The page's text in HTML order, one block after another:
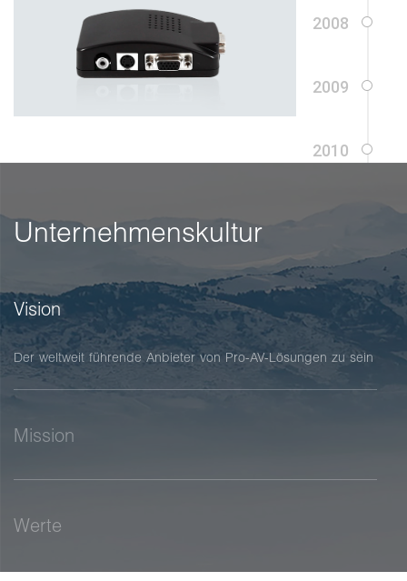
Unternehmenskultur
Vision
Der weltweit führende Anbieter von Pro-AV-Lösungen zu sein
Mission
Werte